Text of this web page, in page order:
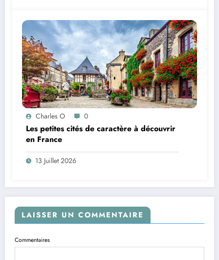
Charles O 0
Les petites cités de caractère à découvrir
en France
13 Juillet 2026
LAISSER UN COMMENTAIRE
Commentaires